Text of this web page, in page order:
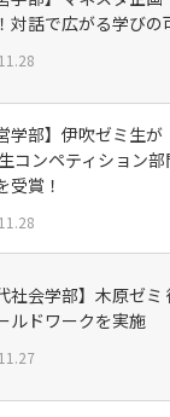
対話で広がる学びの
学部】伊吹ゼミ生
コンペティション
受賞！
社会学部】木原ゼ
ルドワークを実施